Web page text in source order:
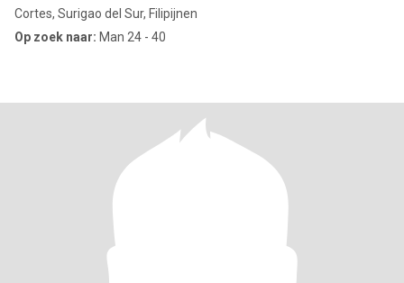
Cortes, Surigao del Sur, Filipijnen
Op zoek naar: Man 24 - 40